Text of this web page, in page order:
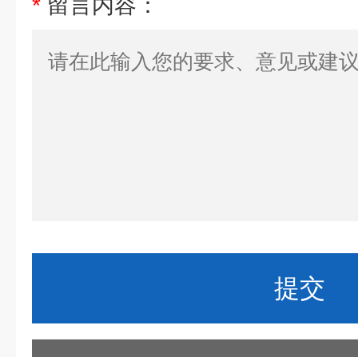
* 留言内容：